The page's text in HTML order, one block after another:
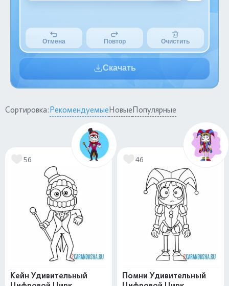
Отмена Повтор Очистить
Скачать
Сортировка:РекомендуемыеНовыеПопулярные
56
Кейн Удивительный
46
Помни Удивительный